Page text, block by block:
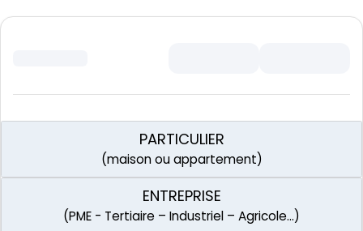
PARTICULIER
(maison ou appartement)
ENTREPRISE
(PME - Tertiaire – Industriel – Agricole…)